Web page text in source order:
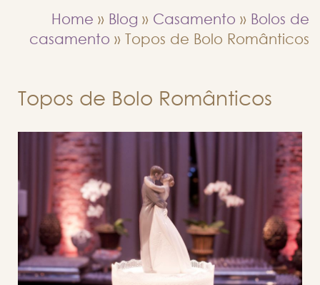
Home » Blog » Casamento » Bolos de
casamento » Topos de Bolo Românticos
Topos de Bolo Românticos